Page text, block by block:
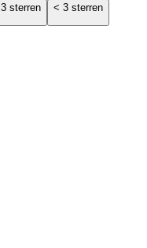
3 sterren < 3 sterren